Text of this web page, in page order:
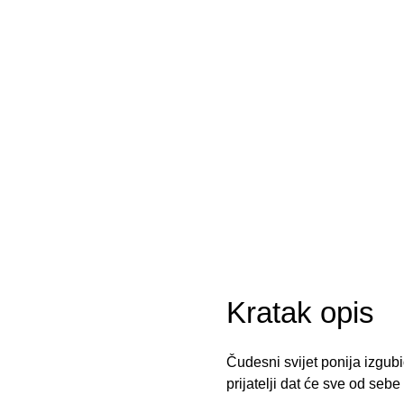
Kratak opis
Čudesni svijet ponija
prijatelji dat će sve od